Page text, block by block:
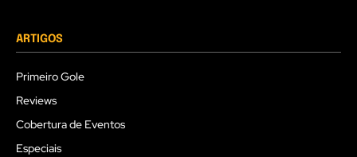
ARTIGOS
Primeiro Gole
Reviews
Cobertura de Eventos
Especiais